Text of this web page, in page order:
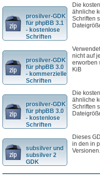
prosilver-GDK
für phpBB 3.1
- kostenlose
Schriften
Die
ähnliche
Schriften
prosilver-GDK
für phpBB 3.0
- kommerzielle
Schriften
nicht auf
erworben
KiB
prosilver-GDK
für phpBB 3.0
- kostenlose
Schriften
Die
ähnliche
Schriften
subsilver und
subsilver 2
GDK
Dieses
in den in